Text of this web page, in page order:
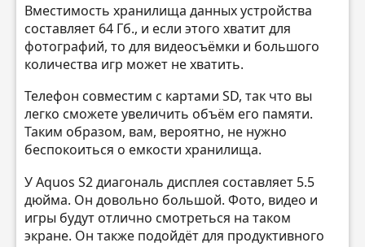
Вместимость хранилища данных устройства
составляет 64 Гб., и если этого хватит для
фотографий, то для видеосъёмки и большого
количества игр может не хватить.
Телефон совместим с картами SD, так что вы
легко сможете увеличить объём его памяти.
Таким образом, вам, вероятно, не нужно
беспокоиться о емкости хранилища.
У Aquos S2 диагональ дисплея составляет 5.5
дюйма. Он довольно большой. Фото, видео и
игры будут отлично смотреться на таком
экране. Он также подойдёт для продуктивного